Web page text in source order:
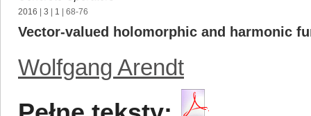
2016 3 1 | 68-76
Vector-valued holomorphic and harmonic
Wolfgang Arendt